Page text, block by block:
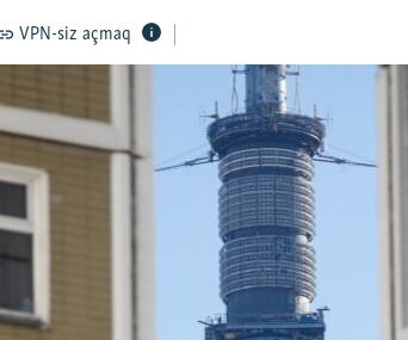
VPN-siz açmaq